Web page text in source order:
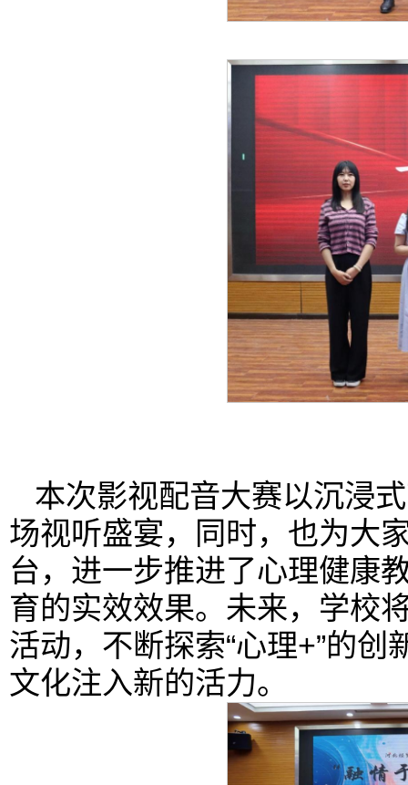
本次影视配音大赛以沉浸
场视听盛宴，同时，也为大
台，进一步推进了心理健康
育的实效效果。未来，学校
活动，不断探索“心理+”的
文化注入新的活力。